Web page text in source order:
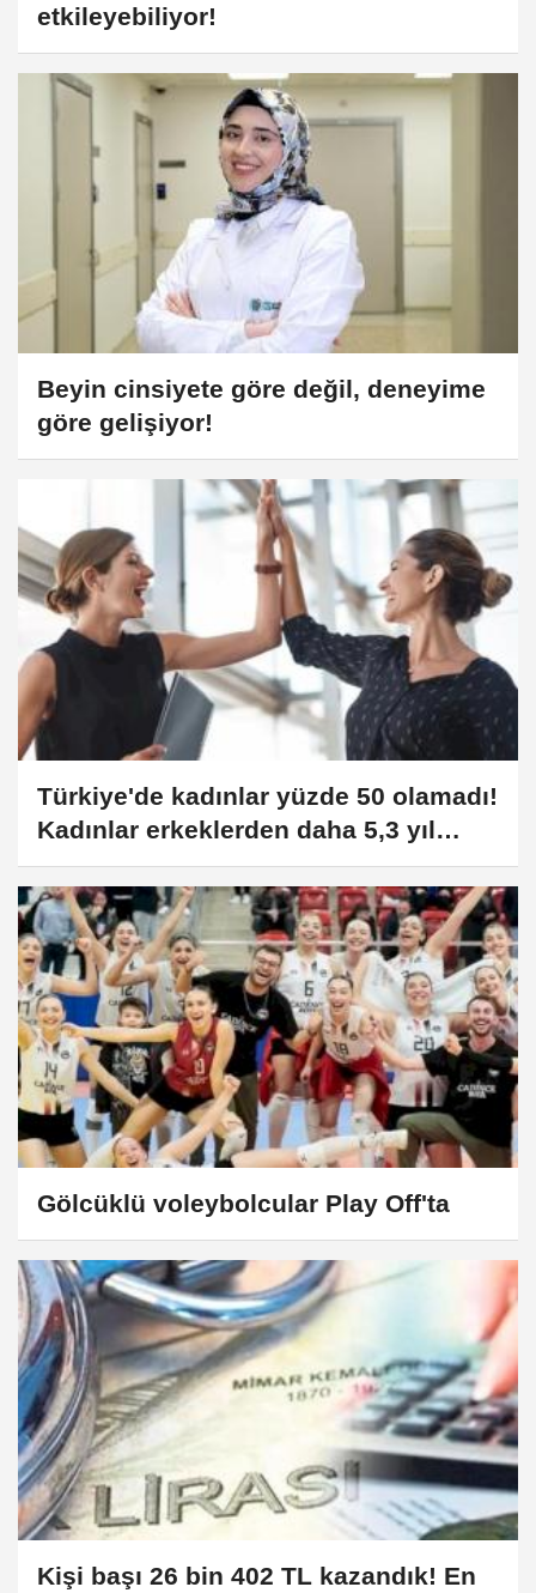
etkileyebiliyor!
Beyin cinsiyete göre değil, deneyime
göre gelişiyor!
Türkiye'de kadınlar yüzde 50 olamadı!
Kadınlar erkeklerden daha 5,3 yıl
daha uzun yaşıyor!
Gölcüklü voleybolcular Play Off'ta
Kişi başı 26 bin 402 TL kazandık! En